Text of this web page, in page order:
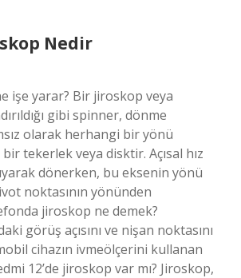
Nedir
işe yarar? Bir jiroskop veya
gibi spinner, dönme
olarak herhangi bir yönü
tekerlek veya disktir. Açısal hız
dönerken, bu eksenin yönü
noktasının yönünden
jiroskop ne demek?
görüş açısını ve nişan noktasını
cihazın ivmeölçerini kullanan
12’de jiroskop var mı? Jiroskop,